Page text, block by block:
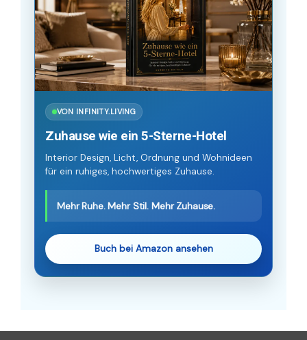
VON INFINITY.LIVING
Zuhause wie ein 5-Sterne-Hotel
Interior Design, Licht, Ordnung und Wohnideen
für ein ruhiges, hochwertiges Zuhause.
Mehr Ruhe. Mehr Stil. Mehr Zuhause.
Buch bei Amazon ansehen